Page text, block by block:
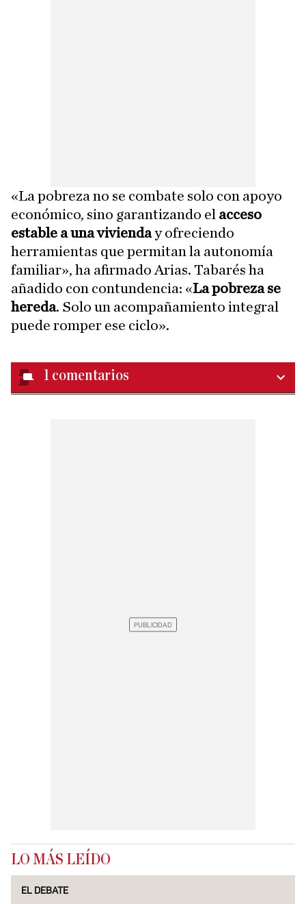
«La pobreza no se combate solo con apoyo
económico, sino garantizando el acceso
estable a una vivienday ofreciendo
herramientas que permitan la autonomía
familiar», ha afirmado Arias. Tabarés ha
añadido con contundencia: «La pobreza se
hereda. Solo un acompañamiento integral
puede romper ese ciclo».
1 comentarios
LO MÁS LEÍDO
EL DEBATE